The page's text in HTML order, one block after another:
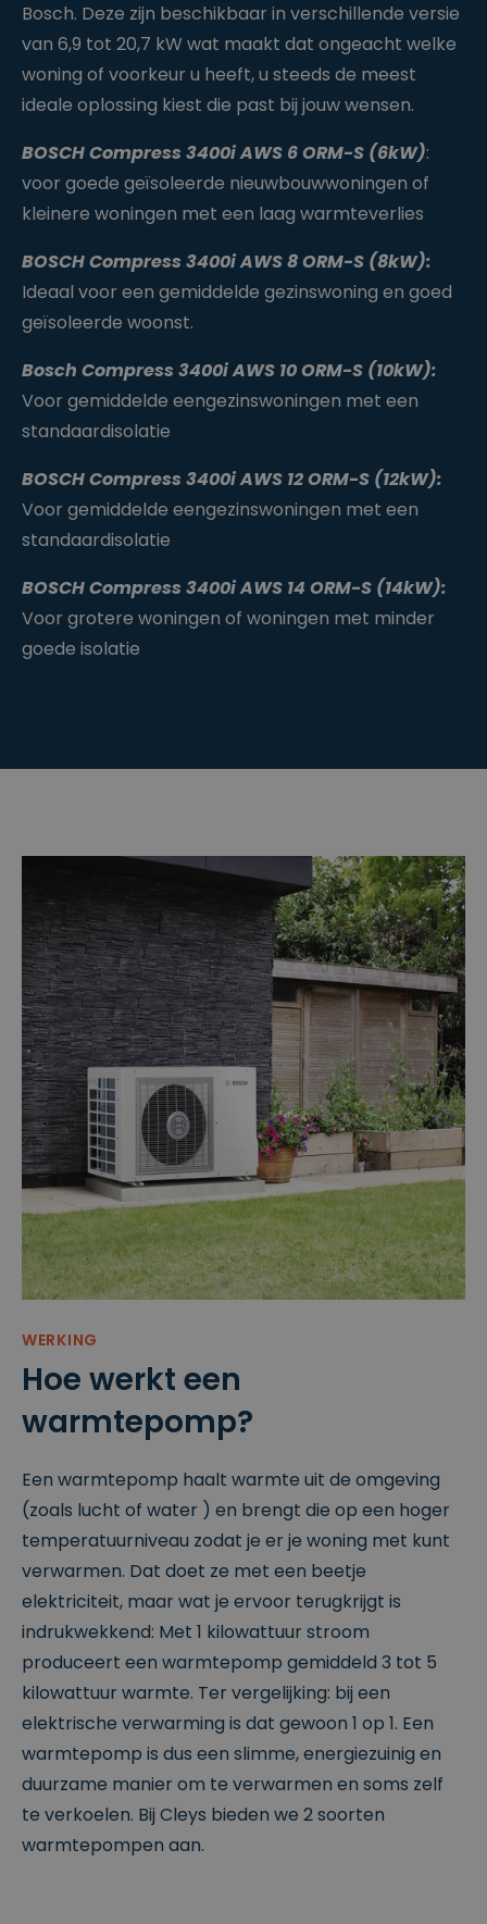
Bosch. Deze zijn beschikbaar in verschillende versie
van 6,9 tot 20,7 kW wat maakt dat ongeacht welke
woning of voorkeur u heeft, u steeds de meest
ideale oplossing kiest die past bij jouw wensen.
BOSCH Compress 3400i AWS 6 ORM-S (6kW):
voor goede geïsoleerde nieuwbouwwoningen of
kleinere woningen met een laag warmteverlies
BOSCH Compress 3400i AWS 8 ORM-S (8kW):
Ideaal voor een gemiddelde gezinswoning en goed
geïsoleerde woonst.
Bosch Compress 3400i AWS 10 ORM-S (10kW):
Voor gemiddelde eengezinswoningen met een
standaardisolatie
BOSCH Compress 3400i AWS 12 ORM-S (12kW):
Voor gemiddelde eengezinswoningen met een
standaardisolatie
BOSCH Compress 3400i AWS 14 ORM-S (14kW):
Voor grotere woningen of woningen met minder
goede isolatie
WERKING
Hoe werkt een
warmtepomp?
Een warmtepomp haalt warmte uit de omgeving
(zoals lucht of water ) en brengt die op een hoger
temperatuurniveau zodat je er je woning met kunt
verwarmen. Dat doet ze met een beetje
elektriciteit, maar wat je ervoor terugkrijgt is
indrukwekkend: Met 1 kilowattuur stroom
produceert een warmtepomp gemiddeld 3 tot 5
kilowattuur warmte. Ter vergelijking: bij een
elektrische verwarming is dat gewoon 1 op 1. Een
warmtepomp is dus een slimme, energiezuinig en
duurzame manier om te verwarmen en soms zelf
te verkoelen. Bij Cleys bieden we 2 soorten
warmtepompen aan.